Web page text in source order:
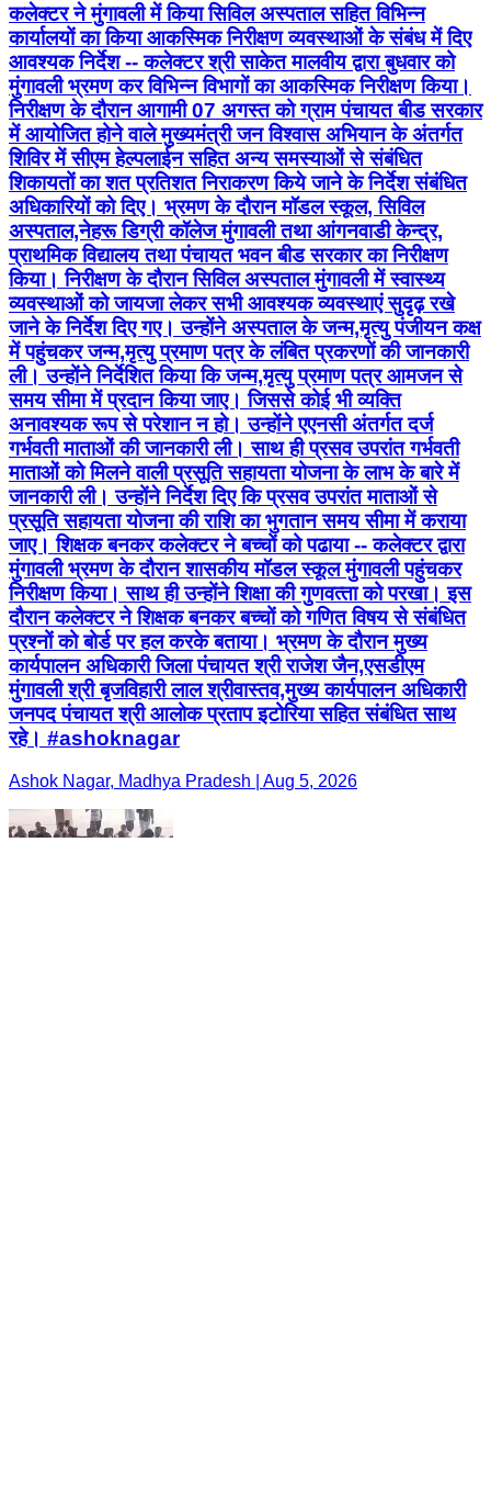
कलेक्‍टर ने मुंगावली में किया सिविल अस्‍पताल सहित विभिन्‍न
कार्यालयों का किया आकस्मिक निरीक्षण व्‍यवस्‍थाओं के संबंध में दिए
आवश्‍यक निर्देश -- कलेक्‍टर श्री साकेत मालवीय द्वारा बुधवार को
मुंगावली भ्रमण कर विभिन्‍न विभागों का आकस्मिक निरीक्षण किया।
निरीक्षण के दौरान आगामी 07 अगस्‍त को ग्राम पंचायत बीड सरकार
में आयोजित होने वाले मुख्‍यमंत्री जन विश्‍वास अभियान के अंतर्गत
शिविर में सीएम हेल्‍पलाईन सहित अन्‍य समस्‍याओं से संबंधित
शिकायतों का शत प्रतिशत निराकरण किये जाने के निर्देश संबंधित
अधिकारियों को दिए। भ्रमण के दौरान मॉडल स्‍कूल, सिविल
अस्‍पताल,नेहरू डिग्री कॉलेज मुंगावली तथा आंगनवाडी केन्‍द्र,
प्राथमिक विद्यालय तथा पंचायत भवन बीड सरकार का निरीक्षण
किया। निरीक्षण के दौरान सिविल अस्‍पताल मुंगावली में स्‍वास्‍थ्‍य
व्‍यवस्‍थाओं को जायजा लेकर सभी आवश्‍यक व्‍यवस्‍थाएं सुदृढ़ रखे
जाने के निर्देश दिए गए। उन्‍होंने अस्‍पताल के जन्‍म,मृत्‍यु पंजीयन कक्ष
में पहुंचकर जन्‍म,मृत्‍यु प्रमाण पत्र के लंबित प्रकरणों की जानकारी
ली। उन्‍होंने निर्देशित किया कि जन्‍म,मृत्‍यु प्रमाण पत्र आमजन से
समय सीमा में प्रदान किया जाए। जिससे कोई भी व्‍यक्ति
अनावश्‍यक रूप से परेशान न हो। उन्‍होंने एएनसी अंतर्गत दर्ज
गर्भवती माताओं की जानकारी ली। साथ ही प्रसव उपरांत गर्भवती
माताओं को मिलने वाली प्रसूति सहायता योजना के लाभ के बारे में
जानकारी ली। उन्‍होंने निर्देश दिए कि प्रसव उपरांत माताओं से
प्रसूति सहायता योजना की राशि का भुगतान समय सीमा में कराया
जाए। शिक्षक बनकर कलेक्‍टर ने बच्‍चों को पढाया -- कलेक्‍टर द्वारा
मुंगावली भ्रमण के दौरान शासकीय मॉडल स्‍कूल मुंगावली पहुंचकर
निरीक्षण किया। साथ ही उन्‍होंने शिक्षा की गुणवत्‍ता को परखा। इस
दौरान कलेक्‍टर ने शिक्षक बनकर बच्‍चों को गणित विषय से संबंधित
प्रश्‍नों को बोर्ड पर हल करके बताया। भ्रमण के दौरान मुख्‍य
कार्यपालन अधिकारी जिला पंचायत श्री राजेश जैन,एसडीएम
मुंगावली श्री बृजविहारी लाल श्रीवास्‍तव,मुख्‍य कार्यपालन अधिकारी
जनपद पंचायत श्री आलोक प्रताप इटोरिया सहित संबंधित साथ
रहे। #ashoknagar
Ashok Nagar, Madhya Pradesh | Aug 5, 2026